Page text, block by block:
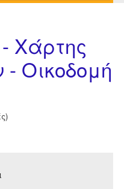
Χάρτης
- Οικοδομή